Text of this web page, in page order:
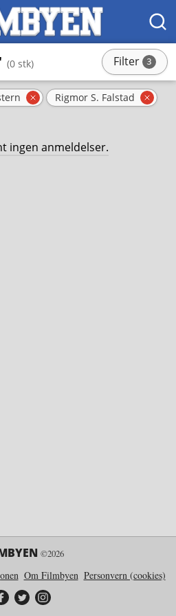
SØK
(0 stk) Filter 3stk
Fjern filter
Rigmor S. Falstad
ingen anmeldelser.
©2026
Om Filmbyen Personvern (cookies)
på Facebook
Filmbyen på Twitter
Filmbyen på Instagram